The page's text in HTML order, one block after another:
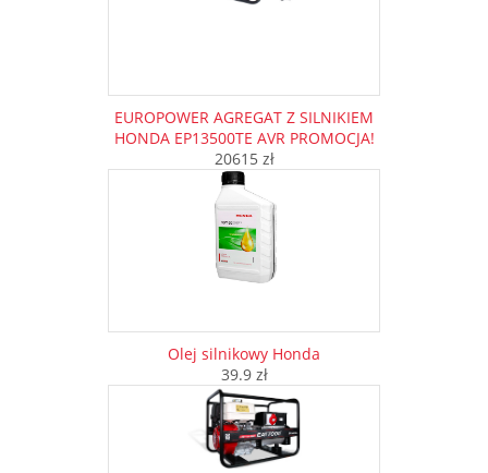
EUROPOWER AGREGAT Z SILNIKIEM
HONDA EP13500TE AVR PROMOCJA!
20615 zł
Olej silnikowy Honda
39.9 zł